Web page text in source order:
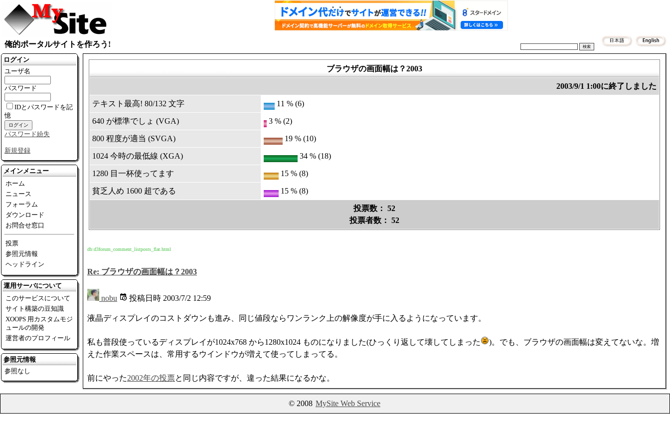
俺的ポータルサイトを作ろう!
ログイン
ユーザ名
パスワード
IDとパスワードを記
憶
パスワード紛失
新規登録
メインメニュー
ホーム
ニュース
フォーラム
ダウンロード
お問合せ窓口
投票
参照元情報
ヘッドライン
運用サーバについて
このサービスについて
サイト構築の豆知識
XOOPS 用カスタムモジ
ュールの開発
運営者のプロフィール
参照元情報
参照なし
ブラウザの画面幅は？2003
2003/9/1 1:00に終了しました
テキスト最高! 80/132 文字 11 % (6)
640 が標準でしょ (VGA) 3 % (2)
800 程度が適当 (SVGA) 19 % (10)
1024 今時の最低線 (XGA) 34 % (18)
1280 目一杯使ってます 15 % (8)
貧乏人め 1600 超である 15 % (8)
投票数： 52
投票者数： 52
db:d3forum_comment_listposts_flat.html
Re: ブラウザの画面幅は？2003
nobu 投稿日時 2003/7/2 12:59
液晶ディスプレイのコストダウンも進み、同じ値段ならワンランク上の解像度が手に入るようになっています。
私も普段使っているディスプレイが1024x768 から1280x1024 ものになりました(ひっくり返して壊してしまった
)。でも、ブラウザの画面幅は変えてないな。増
えた作業スペースは、常用するウインドウが増えて使ってしまってる。
前にやった2002年の投票と同じ内容ですが、違った結果になるかな。
© 2008 MySite Web Service